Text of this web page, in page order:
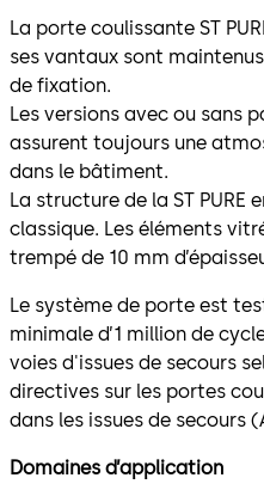
La porte coulissante ST
ses vantaux sont
de fixation.
Les versions avec ou sans
assurent toujours une
dans le bâtiment.
La structure de la ST PURE
classique. Les éléments
trempé de 10 mm
Le système de porte est
minimale d’1 million de
voies d'issues de secours
directives sur les portes
dans les issues de secours
Domaines d’application